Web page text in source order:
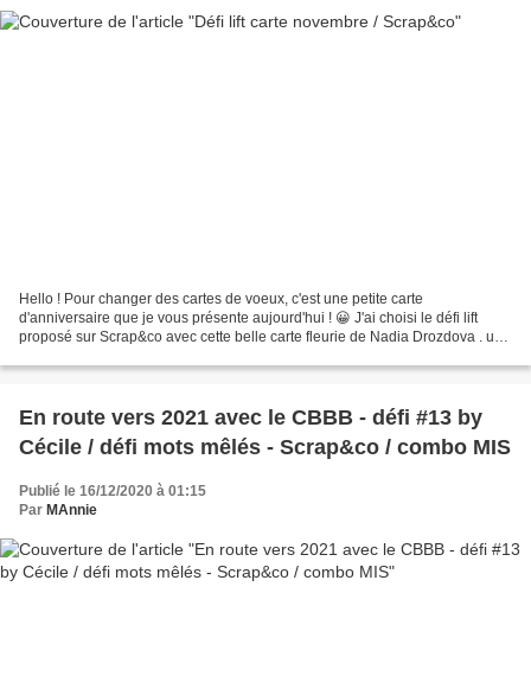
Hello ! Pour changer des cartes de voeux, c'est une petite carte
d'anniversaire que je vous présente aujourd'hui ! 😀 J'ai choisi le défi lift
proposé sur Scrap&co avec cette belle carte fleurie de Nadia Drozdova . un
En route vers 2021 avec le CBBB - défi #13 by
Cécile / défi mots mêlés - Scrap&co / combo MIS
Publié le 16/12/2020 à 01:15
Par MAnnie